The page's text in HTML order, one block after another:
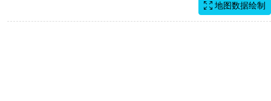
地图数据绘制